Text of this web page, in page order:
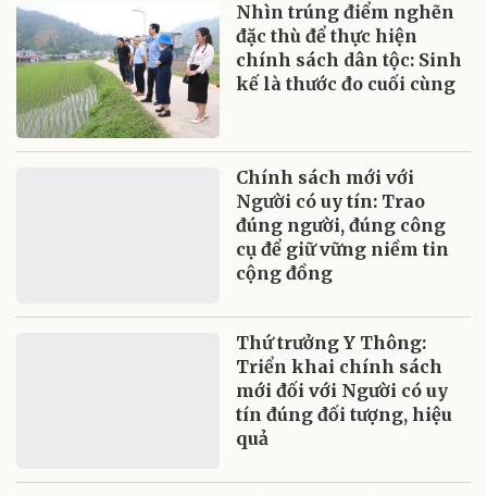
Nhìn trúng điểm nghẽn
đặc thù để thực hiện
chính sách dân tộc: Sinh
kế là thước đo cuối cùng
Chính sách mới với
Người có uy tín: Trao
đúng người, đúng công
cụ để giữ vững niềm tin
cộng đồng
Thứ trưởng Y Thông:
Triển khai chính sách
mới đối với Người có uy
tín đúng đối tượng, hiệu
quả